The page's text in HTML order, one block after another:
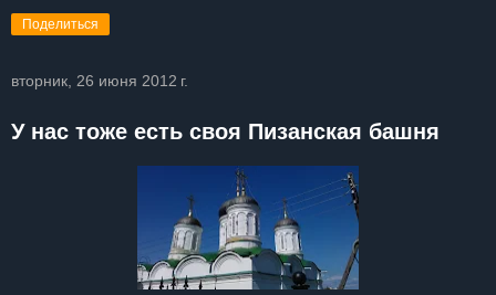
Поделиться
вторник, 26 июня 2012 г.
У нас тоже есть своя Пизанская башня